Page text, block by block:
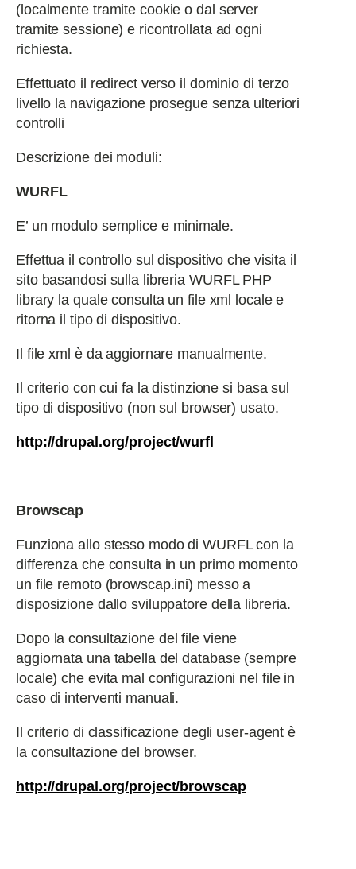
(localmente tramite cookie o dal server
tramite sessione) e ricontrollata ad ogni
richiesta.
Effettuato il redirect verso il dominio di terzo
livello la navigazione prosegue senza ulteriori
controlli
Descrizione dei moduli:
WURFL
E’ un modulo semplice e minimale.
Effettua il controllo sul dispositivo che visita il
sito basandosi sulla libreria WURFL PHP
library la quale consulta un file xml locale e
ritorna il tipo di dispositivo.
Il file xml è da aggiornare manualmente.
Il criterio con cui fa la distinzione si basa sul
tipo di dispositivo (non sul browser) usato.
http://drupal.org/project/wurfl
Browscap
Funziona allo stesso modo di WURFL con la
differenza che consulta in un primo momento
un file remoto (browscap.ini) messo a
disposizione dallo sviluppatore della libreria.
Dopo la consultazione del file viene
aggiornata una tabella del database (sempre
locale) che evita mal configurazioni nel file in
caso di interventi manuali.
Il criterio di classificazione degli user-agent è
la consultazione del browser.
http://drupal.org/project/browscap